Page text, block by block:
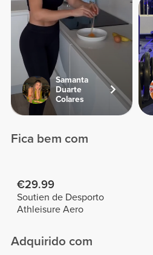
Samanta
Duarte
Colares
Fica bem com
€29.99
Soutien de Desporto
Athleisure Aero
Adquirido com